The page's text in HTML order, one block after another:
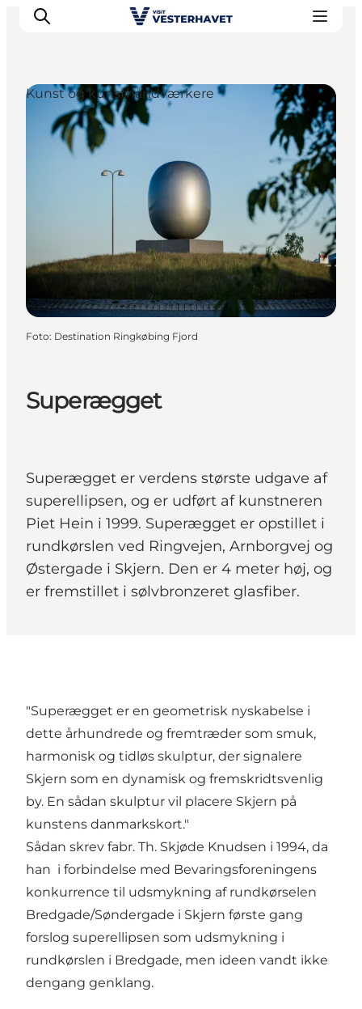
Det sker
Oplevelser
Vores Byer
Mad & Overnatning
Planlæg din ferie
Superægget
Superægget er verdens største udgave af
superellipsen, og er udført af kunstneren
Piet Hein i 1999. Superægget er opstillet i
rundkørslen ved Ringvejen, Arnborgvej og
Østergade i Skjern. Den er 4 meter høj, og
er fremstillet i sølvbronzeret glasfiber.
Kunst og kunsthåndværkere
Foto: Destination Ringkøbing Fjord
"Superægget er en geometrisk nyskabelse i
dette århundrede og fremtræder som smuk,
harmonisk og tidløs skulptur, der signalere
Skjern som en dynamisk og fremskridtsvenlig
by. En sådan skulptur vil placere Skjern på
kunstens danmarkskort."
Sådan skrev fabr. Th. Skjøde Knudsen i 1994, da
han i forbindelse med Bevaringsforeningens
konkurrence til udsmykning af rundkørselen
Bredgade/Søndergade i Skjern første gang
forslog superellipsen som udsmykning i
rundkørslen i Bredgade, men ideen vandt ikke
dengang genklang.